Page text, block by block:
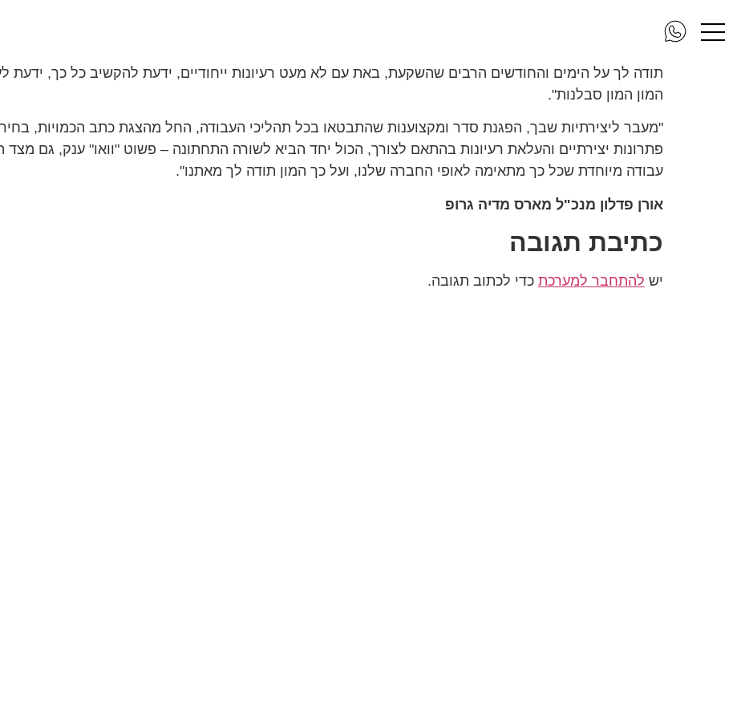
תודה לך על הימים והחודשים הרבים שהשקעת, באת עם לא מעט רעיונות ייחודיים, ידעת להקשיב כל כך, ידעת
המון המון סבלנות".
"מעבר ליצירתיות שבך, הפגנת סדר ומקצוענות שהתבטאו בכל תהליכי העבודה, החל מהצגת כתב הכמויות,
פתרונות יצירתיים והעלאת רעיונות בהתאם לצורך, הכול יחד הביא לשורה התחתונה – פשוט "וואו" ענק, גם
עבודה מיוחדת שכל כך מתאימה לאופי החברה שלנו, ועל כך המון תודה לך מאתנו".
אורן פדלון מנכ"ל מארס מדיה גרופ
כתיבת תגובה
יש להתחבר למערכת כדי לכתוב תגובה.